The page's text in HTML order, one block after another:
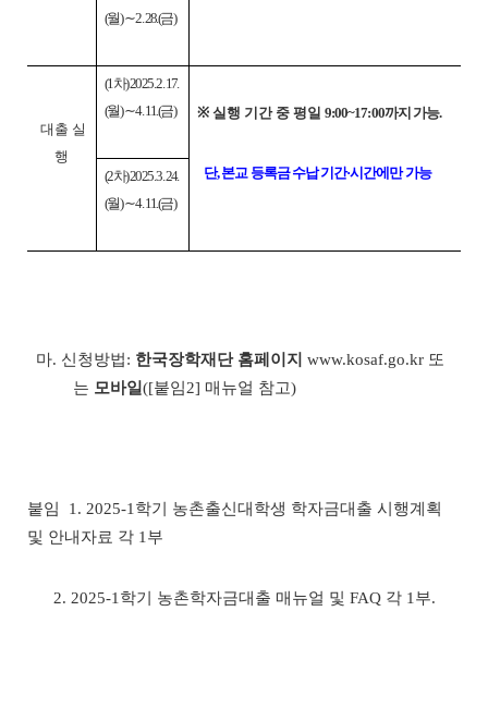
(월) ∼ 2. 28.(금)
대출 실
행
(1차) 2025. 2. 17.
(월) ∼ 4. 11.(금)
※ 실행 기간 중 평일 9:00~17:00까지 가능.
단, 본교 등록금 수납 기간·시간에만 가능
(2차) 2025. 3. 24.
(월) ∼ 4. 11.(금)
마. 신청방법: 한국장학재단 홈페이지 www.kosaf.go.kr 또
는 모바일([붙임2] 매뉴얼 참고)
붙임 1. 2025-1학기 농촌출신대학생 학자금대출 시행계획
및 안내자료 각 1부
2. 2025-1학기 농촌학자금대출 매뉴얼 및 FAQ 각 1부.